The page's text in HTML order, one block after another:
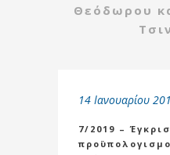
Θεόδωρου
14 Ιανουαρίου
7/2019 –